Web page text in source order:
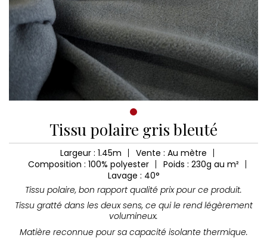
Tissu polaire gris bleuté
Largeur : 1.45m
Vente : Au mètre
Composition : 100% polyester
Poids : 230g au m²
Lavage : 40°
Tissu polaire, bon rapport qualité prix pour ce produit.
Tissu gratté dans les deux sens, ce qui le rend légèrement
volumineux.
Matière reconnue pour sa capacité isolante thermique.